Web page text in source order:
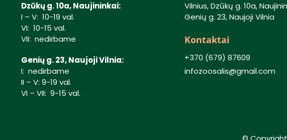
Dzūkų g. 10a, Naujininkai:
I – V: 10-19 val.
VI: 10-15 val.
VII: nedirbame
Genių g. 23, Naujoji Vilnia:
I: nedirbame
II – V: 9-19 val.
VI – VII: 9-15 val.
Vilnius, Dzūkų g. 10a,
Genių g. 23, Naujoji Vilnia
Kontaktai
+370 (679) 87609
infozoosalis@gmail.com